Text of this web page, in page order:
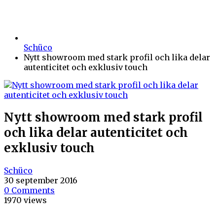
Schüco
Nytt showroom med stark profil och lika delar
autenticitet och exklusiv touch
Nytt showroom med stark profil
och lika delar autenticitet och
exklusiv touch
Schüco
30 september 2016
0 Comments
1970 views